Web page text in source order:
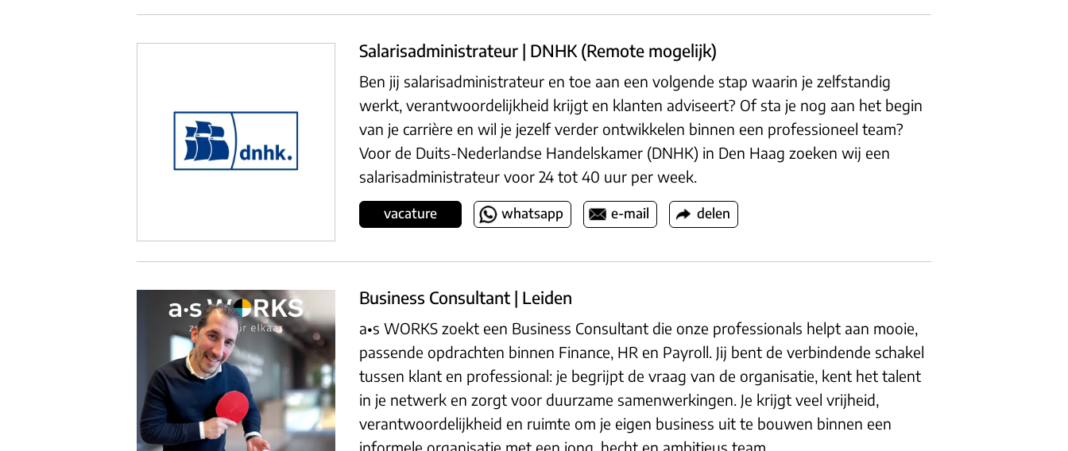
Salarisadministrateur | DNHK (Remote mogelijk)
Ben jij salarisadministrateur en toe aan een volgende stap waarin je zelfstandig
werkt, verantwoordelijkheid krijgt en klanten adviseert? Of sta je nog aan het begin
van je carrière en wil je jezelf verder ontwikkelen binnen een professioneel team?
Voor de Duits-Nederlandse Handelskamer (DNHK) in Den Haag zoeken wij een
salarisadministrateur voor 24 tot 40 uur per week.
vacature whatsapp e-mail delen
Business Consultant | Leiden
a•s WORKS zoekt een Business Consultant die onze professionals helpt aan mooie,
passende opdrachten binnen Finance, HR en Payroll. Jij bent de verbindende schakel
tussen klant en professional: je begrijpt de vraag van de organisatie, kent het talent
in je netwerk en zorgt voor duurzame samenwerkingen. Je krijgt veel vrijheid,
verantwoordelijkheid en ruimte om je eigen business uit te bouwen binnen een